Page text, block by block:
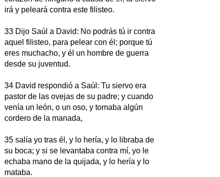
irá y peleará contra este filisteo.
33 Dijo Saúl a David: No podrás tú ir contra
aquel filisteo, para pelear con él; porque tú
eres muchacho, y él un hombre de guerra
desde su juventud.
34 David respondió a Saúl: Tu siervo era
pastor de las ovejas de su padre; y cuando
venía un león, o un oso, y tomaba algún
cordero de la manada,
35 salía yo tras él, y lo hería, y lo libraba de
su boca; y si se levantaba contra mí, yo le
echaba mano de la quijada, y lo hería y lo
mataba.